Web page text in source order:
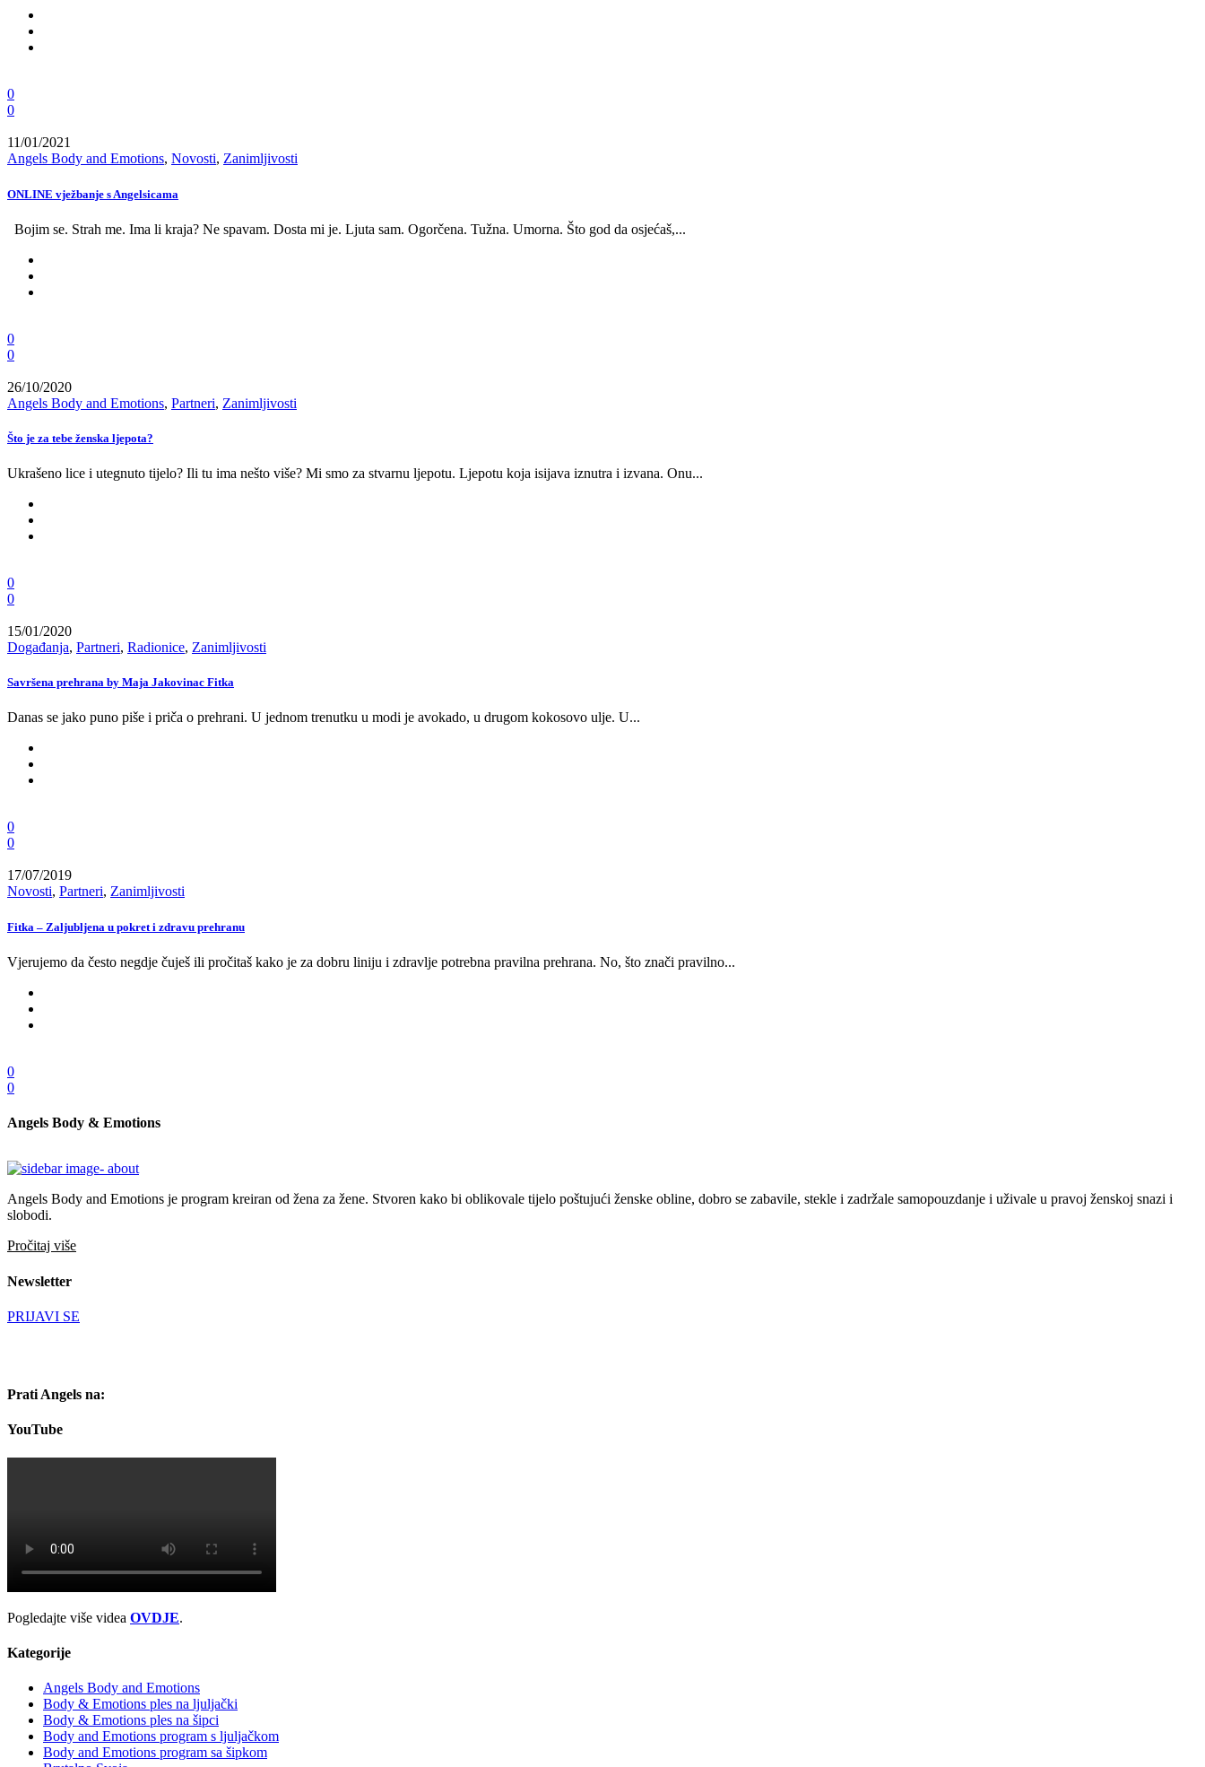
0
0
11/01/2021
Angels Body and Emotions, Novosti, Zanimljivosti
ONLINE vježbanje s Angelsicama
Bojim se. Strah me. Ima li kraja? Ne spavam. Dosta mi je. Ljuta sam. Ogorčena. Tužna. Umorna. Što god da osjećaš,...
0
0
26/10/2020
Angels Body and Emotions, Partneri, Zanimljivosti
Što je za tebe ženska ljepota?
Ukrašeno lice i utegnuto tijelo? Ili tu ima nešto više? Mi smo za stvarnu ljepotu. Ljepotu koja isijava iznutra i izvana. Onu...
0
0
15/01/2020
Događanja, Partneri, Radionice, Zanimljivosti
Savršena prehrana by Maja Jakovinac Fitka
Danas se jako puno piše i priča o prehrani. U jednom trenutku u modi je avokado, u drugom kokosovo ulje. U...
0
0
17/07/2019
Novosti, Partneri, Zanimljivosti
Fitka – Zaljubljena u pokret i zdravu prehranu
Vjerujemo da često negdje čuješ ili pročitaš kako je za dobru liniju i zdravlje potrebna pravilna prehrana. No, što znači pravilno...
0
0
Angels Body & Emotions
Angels Body and Emotions je program kreiran od žena za žene. Stvoren kako bi oblikovale tijelo poštujući ženske obline, dobro se zabavile, stekle i zadržale samopouzdanje i uživale u pravoj ženskoj snazi i
slobodi.
Pročitaj više
Newsletter
PRIJAVI SE
Prati Angels na:
YouTube
Pogledajte više videa OVDJE.
Kategorije
Angels Body and Emotions
Body & Emotions ples na ljuljački
Body & Emotions ples na šipci
Body and Emotions program s ljuljačkom
Body and Emotions program sa šipkom